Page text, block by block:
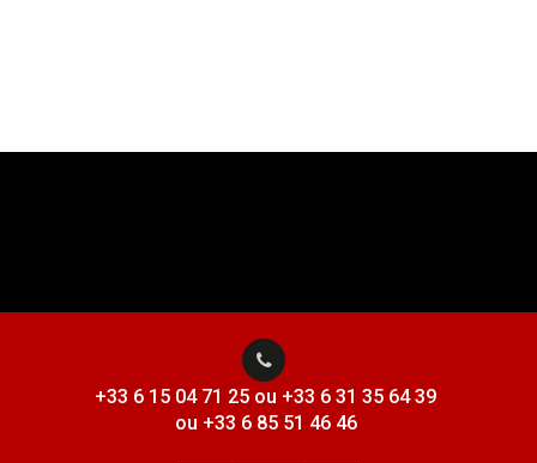
+33 6 15 04 71 25 ou +33 6 31 35 64 39
ou +33 6 85 51 46 46